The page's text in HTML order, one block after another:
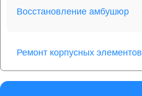
Восстановление амбушюр
Ремонт корпусных элементов